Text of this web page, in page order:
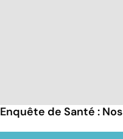
Enquête de Santé :